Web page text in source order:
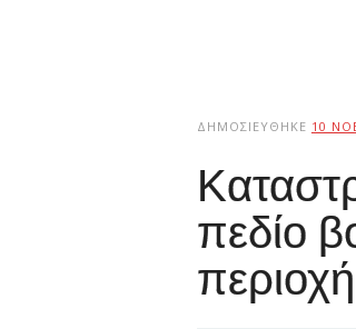
ΔΗΜΟΣΙΕΎΘΗΚΕ 10
πεδίο